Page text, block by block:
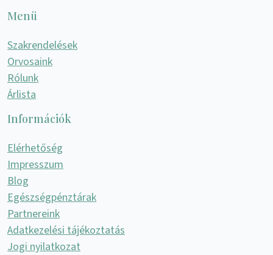
Menü
Szakrendelések
Orvosaink
Rólunk
Árlista
Információk
Elérhetőség
Impresszum
Blog
Egészségpénztárak
Partnereink
Adatkezelési tájékoztatás
Jogi nyilatkozat